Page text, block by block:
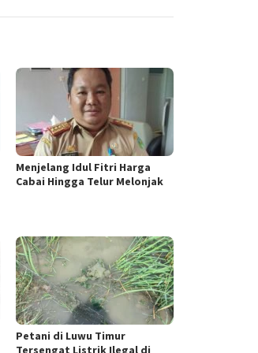
Menjelang Idul Fitri Harga
Cabai Hingga Telur Melonjak
Petani di Luwu Timur
Tersengat Listrik Ilegal di